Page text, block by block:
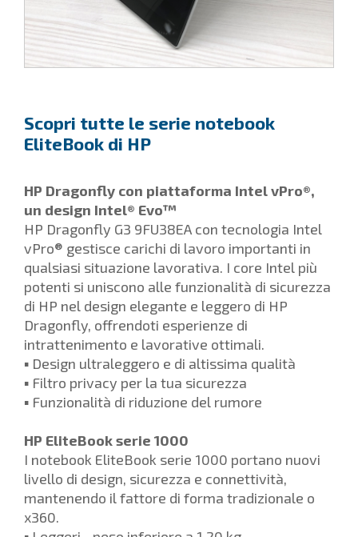
Scopri tutte le serie notebook
EliteBook di HP
HP Dragonfly con piattaforma Intel vPro®,
un design Intel® Evo™
HP Dragonfly G3 9FU38EA con tecnologia Intel
vPro® gestisce carichi di lavoro importanti in
qualsiasi situazione lavorativa. I core Intel più
potenti si uniscono alle funzionalità di sicurezza
di HP nel design elegante e leggero di HP
Dragonfly, offrendoti esperienze di
intrattenimento e lavorative ottimali.
▪ Design ultraleggero e di altissima qualità
▪ Filtro privacy per la tua sicurezza
▪ Funzionalità di riduzione del rumore
HP EliteBook serie 1000
I notebook EliteBook serie 1000 portano nuovi
livello di design, sicurezza e connettività,
mantenendo il fattore di forma tradizionale o
x360.